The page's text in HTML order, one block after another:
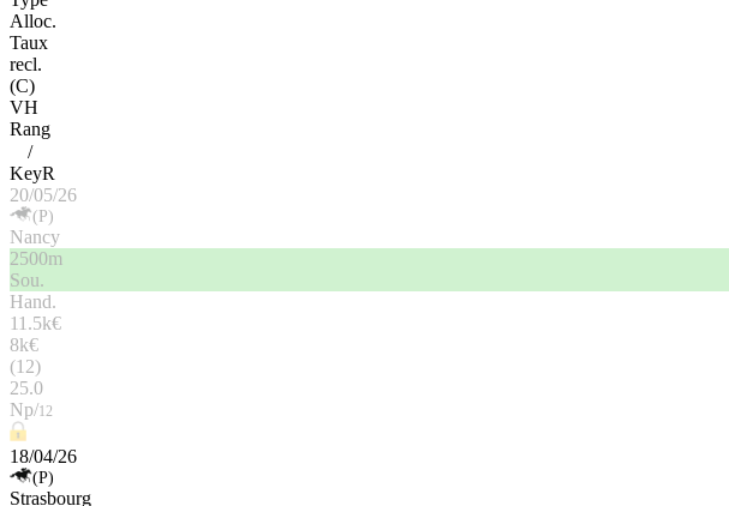
Alloc.
Taux
recl.
(C)
VH
Rang
/
KeyR
20/05/26
(P)
Nancy
2500m
Sou.
Hand.
11.5k€
8k€
(12)
25.0
Np/12
18/04/26
(P)
Strasbourg